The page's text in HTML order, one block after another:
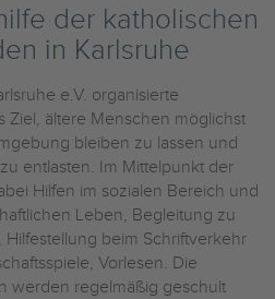
der katholischen
in Karlsruhe
e.V. organisierte
Ziel, ältere Menschen möglichst
bleiben zu lassen und
entlasten. Im Mittelpunkt der
Hilfen im sozialen Bereich und
Leben, Begleitung zu
beim Schriftverkehr
Vorlesen. Die
werden regelmäßig geschult